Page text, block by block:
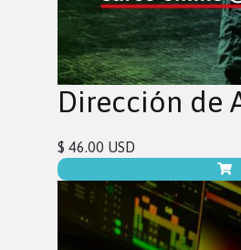
Dirección de
$ 46.00 USD